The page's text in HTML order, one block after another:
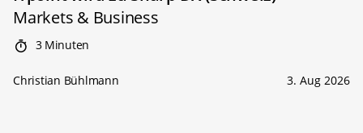
Markets & Business
3 Minuten
Christian Bühlmann 3. Aug 2026